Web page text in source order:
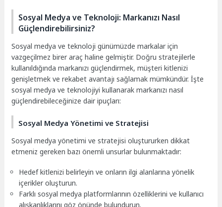
Sosyal Medya ve Teknoloji: Markanızı Nasıl
Güçlendirebilirsiniz?
Sosyal medya ve teknoloji günümüzde markalar için
vazgeçilmez birer araç haline gelmiştir. Doğru stratejilerle
kullanıldığında markanızı güçlendirmek, müşteri kitlenizi
genişletmek ve rekabet avantajı sağlamak mümkündür. İşte
sosyal medya ve teknolojiyi kullanarak markanızı nasıl
güçlendirebileceğinize dair ipuçları:
Sosyal Medya Yönetimi ve Stratejisi
Sosyal medya yönetimi ve stratejisi oluştururken dikkat
etmeniz gereken bazı önemli unsurlar bulunmaktadır:
Hedef kitlenizi belirleyin ve onların ilgi alanlarına yönelik
içerikler oluşturun.
Farklı sosyal medya platformlarının özelliklerini ve kullanıcı
alışkanlıklarını göz önünde bulundurun.